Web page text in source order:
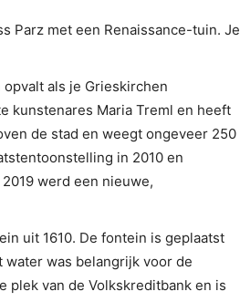
Parz met een Renaissance-tuin. Je
als je Grieskirchen
kunstenares Maria Treml en heeft
de stad en weegt ongeveer 250
in 2010 en
werd een nieuwe,
uit 1610. De fontein is geplaatst
water was belangrijk voor de
plek van de Volkskreditbank en is